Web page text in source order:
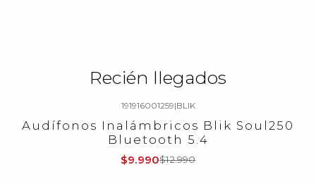
Recién llegados
-23%OFF
191916001259|BLIK
Audífonos Inalámbricos Blik Soul250
Bluetooth 5.4
$9.990$12.990